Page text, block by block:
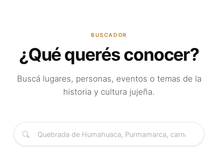
BUSCADOR
¿Qué querés conocer?
Buscá lugares, personas, eventos o temas de la
historia y cultura jujeña.